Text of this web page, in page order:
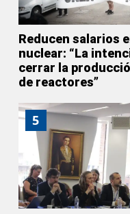
Reducen salarios
nuclear: “La
cerrar la
de reactores”
5